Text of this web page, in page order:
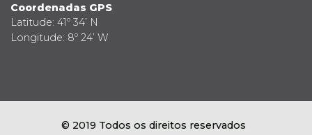
Coordenadas GPS
Latitude: 41º 34’ N
Longitude: 8º 24’ W
© 2019 Todos os direitos reservados